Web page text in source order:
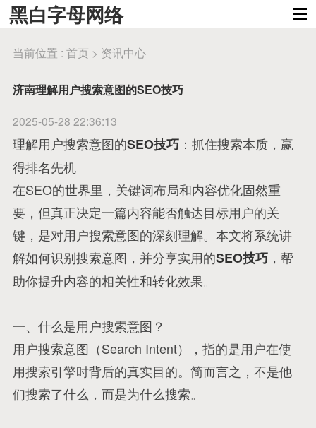
黑白字母网络
当前位置 : 首页 > 资讯中心
济南理解用户搜索意图的SEO技巧
2025-05-28 22:36:13
理解用户搜索意图的SEO技巧：抓住搜索本质，赢
得排名先机
在SEO的世界里，关键词布局和内容优化固然重
要，但真正决定一篇内容能否触达目标用户的关
键，是对用户搜索意图的深刻理解。本文将系统讲
解如何识别搜索意图，并分享实用的SEO技巧，帮
助你提升内容的相关性和转化效果。
一、什么是用户搜索意图？
用户搜索意图（Search Intent），指的是用户在使
用搜索引擎时背后的真实目的。简而言之，不是他
们搜索了什么，而是为什么搜索。